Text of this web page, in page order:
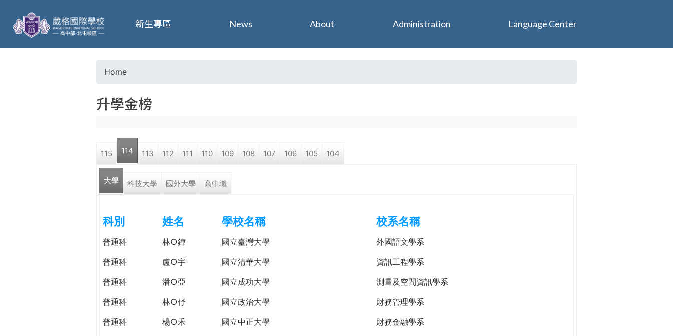
葳
格
o
a
r
e
r
e
Home
升學金榜
115 114 113 112 111 110 109 108 107 106 105 104
大學 科技大學 國外大學 高中職
科別 姓名 學校名稱 校系名稱
普通科 林○鏵 國立臺灣大學
外國語文學系
普通科
盧○宇 國立清華大學
資訊工程學系
普通科
潘○亞 國立成功大學
測量及空間資訊學系
普通科
林○伃 國立政治大學
財務管理學系
普通科
楊○禾 國立中正大學
財務金融學系
新生專區 News About Administration Language Center